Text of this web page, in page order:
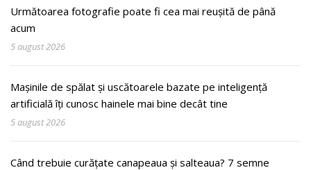
Următoarea fotografie poate fi cea mai reușită de până
acum
5 august 2026
Mașinile de spălat și uscătoarele bazate pe inteligență
artificială îți cunosc hainele mai bine decât tine
5 august 2026
Când trebuie curățate canapeaua și salteaua? 7 semne